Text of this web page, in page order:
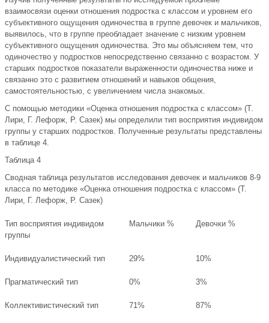
взаимосвязи оценки отношения подростка с классом и уровнем его
субъективного ощущения одиночества в группе девочек и мальчиков,
выявилось, что в группе преобладает значение с низким уровнем
субъективного ощущения одиночества. Это мы объясняем тем, что
одиночество у подростков непосредственно связанно с возрастом. У
старших подростков показатели выраженности одиночества ниже и
связанно это с развитием отношений и навыков общения,
самостоятельностью, с увеличением числа знакомых.
С помощью методики «Оценка отношения подростка с классом» (Т.
Лири, Г. Лефорж, Р. Сазек) мы определили тип восприятия индивидом
группы у старших подростков. Полученные результаты представлены
в таблице 4.
Таблица 4
Cводная таблица результатов исследования девочек и мальчиков 8-9
класса по методике «Оценка отношения подростка с классом» (Т.
Лири, Г. Лефорж, Р. Сазек)
Тип восприятия индивидом
группы
Мальчики % Девочки %
Индивидуалистический тип 29% 10%
Прагматический тип 0% 3%
Коллективистический тип 71% 87%